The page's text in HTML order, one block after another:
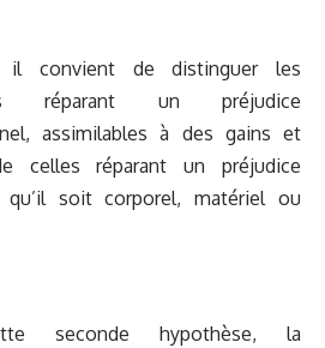
il convient de distinguer les
réparant un préjudice
assimilables à des gains et
celles réparant un préjudice
qu’il soit corporel, matériel ou
seconde hypothèse, la